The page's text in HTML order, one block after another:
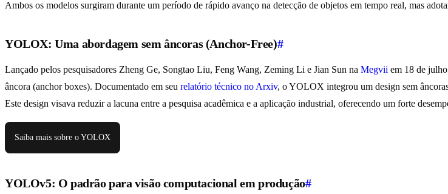
Ambos os modelos surgiram durante um período de rápido avanço na detecção de objetos em tempo real, mas
YOLOX: Uma abordagem sem âncoras (Anchor-Free)#
Lançado pelos pesquisadores Zheng Ge, Songtao Liu, Feng Wang, Zeming Li e Jian Sun na Megvii em 18 de
âncora (anchor boxes). Documentado em seu relatório técnico no Arxiv, o YOLOX integrou um design sem
Este design visava reduzir a lacuna entre a pesquisa acadêmica e a aplicação industrial, oferecendo um forte
Saiba mais sobre o YOLOX
YOLOv5: O padrão para visão computacional em produção#